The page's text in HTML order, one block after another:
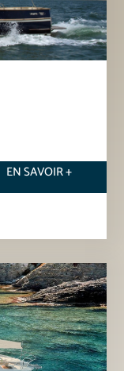
EN SAVOIR +